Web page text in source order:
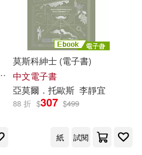
莫斯科紳士 (電子書)
中文電子書
亞莫爾 ． 托歐斯 李靜宜
88 折 $307 $499
紙 試閱